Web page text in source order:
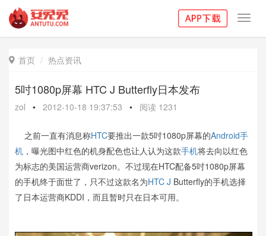
 首页 热点资讯
5吋1080p屏幕 HTC J Butterfly日本发布
zol • 2012-10-18 19:37:53 • 阅读 1231
之前一直有消息称HTC要推出一款5吋1080p屏幕的Android手
机 ，曝光图中红色的机身配色也让人认为这款手机将去向以红色
为标志的美国运营商verizon。不过现在HTC配备5吋1080p屏幕
的手机终于面世了，只不过这款名为HTC J Butterfly的手机选择
了日本运营商KDDI，而且暂时只在日本可用。